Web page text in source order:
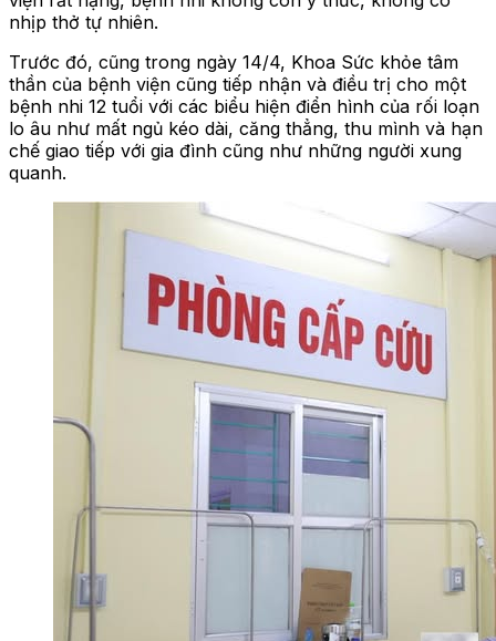
nhịp thở tự nhiên.
Trước đó, cũng trong ngày 14/4, Khoa Sức khỏe tâm
thần của bệnh viện cũng tiếp nhận và điều trị cho một
bệnh nhi 12 tuổi với các biểu hiện điển hình của rối loạn
lo âu như mất ngủ kéo dài, căng thẳng, thu mình và hạn
chế giao tiếp với gia đình cũng như những người xung
quanh.